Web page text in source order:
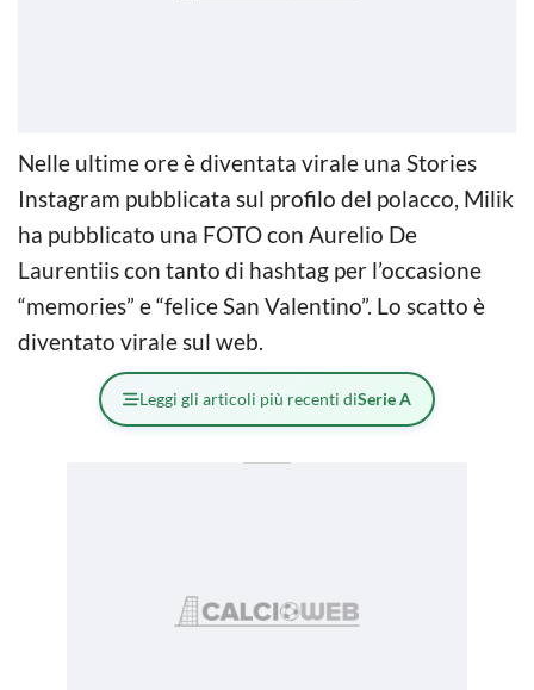
Nelle ultime ore è diventata virale una Stories
Instagram pubblicata sul profilo del polacco, Milik
ha pubblicato una FOTO con Aurelio De
Laurentiis con tanto di hashtag per l’occasione
“memories” e “felice San Valentino”. Lo scatto è
diventato virale sul web.
Leggi gli articoli più recenti diSerie A